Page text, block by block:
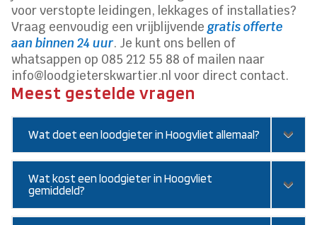
voor verstopte leidingen, lekkages of installaties?
Vraag eenvoudig een vrijblijvendegratis offerte
aan binnen 24 uur. Je kunt ons bellen of
whatsappen op 085 212 55 88 of mailen naar
info@loodgieterskwartier.nl voor direct contact.
Meest gestelde vragen
Wat doet een loodgieter in Hoogvliet allemaal?
Wat kost een loodgieter in Hoogvliet
gemiddeld?